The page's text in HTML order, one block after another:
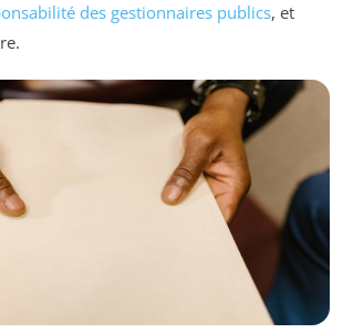
des gestionnaires publics, et